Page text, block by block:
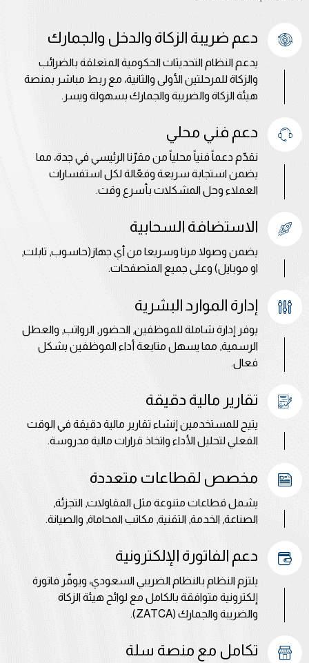
دعم ضريبة الزكاة والدخل والجمارك
يدعم النظام التحديثات الحكومية المتعلقة بالضرائب
والزكاة للمرحلتين الأولى والثانية، مع ربط مباشر بمنصة
هيئة الزكاة والضريبة والجمارك بسهولة ويسر.
دعم فني محلي
نقدّم دعماً فنياً محلياً من مقرّنا الرئيسي في جدة، مما
يضمن استجابة سريعة وفعّالة لكل استفسارات
العملاء وحل المشكلات بأسرع وقت.
الاستضافة السحابية
يضمن وصولا مرنا وسريعا من أي جهاز(حاسوب, تابلت,
او موبايل) وعلى جميع المتصفحات.
إدارة الموارد البشرية
يوفر إدارة شاملة للموظفين, الحضور, الرواتب, والعطل
الرسمية, مما يسهل متابعة أداء الموظفين بشكل
فعال.
تقارير مالية دقيقة
يتيح للمستخدمين إنشاء تقارير مالية دقيقة في الوقت
الفعلي لتحليل الأداء واتخاذ قرارات مالية مدروسة.
مخصص لقطاعات متعددة
يشمل قطاعات متنوعة مثل المقاولات, التجزئة,
الصناعة, الخدمة, التقنية, مكاتب المحاماة, والصيانة.
دعم الفاتورة الإلكترونية
يلتزم النظام بالنظام الضريبي السعودي، ويوفّر فاتورة
إلكترونية متوافقة بالكامل مع لوائح هيئة الزكاة
والضريبة والجمارك (ZATCA).
تكامل مع منصة سلة